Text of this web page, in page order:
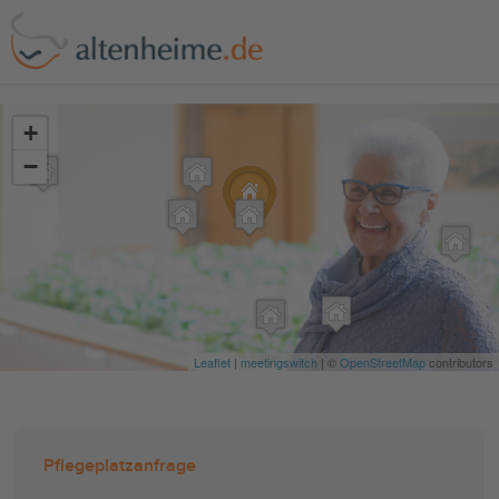
+
−
Leaflet | meetingswitch | ©OpenStreetMapcontributors
Pflegeplatzanfrage